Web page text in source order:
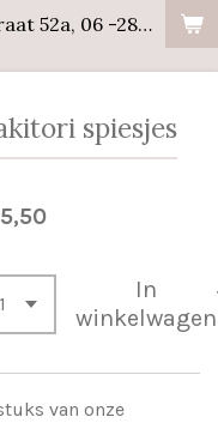
The Booster Beilen, Brinkstraat 52a, 06 -28358441
spiesjes
In
winkelwagen
van onze